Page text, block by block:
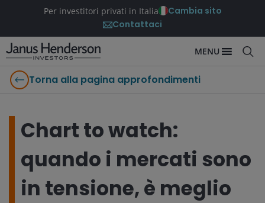
Per investitori privati in Italia
Cambia sito
Contattaci
MENU
Torna alla pagina approfondimenti
Chart to watch:
quando i mercati sono
in tensione, è meglio